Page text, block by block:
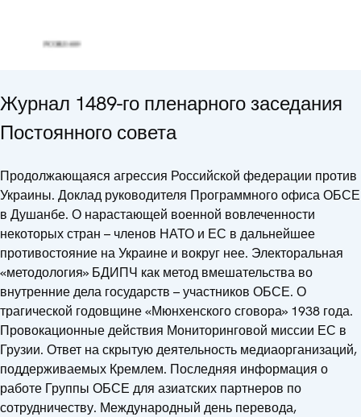
Журнал 1489-го пленарного заседания
Постоянного совета
Продолжающаяся агрессия Российской федерации против
Украины. Доклад руководителя Программного офиса ОБСЕ
в Душанбе. О нарастающей военной вовлеченности
некоторых стран – членов НАТО и ЕС в дальнейшее
противостояние на Украине и вокруг нее. Электоральная
«методология» БДИПЧ как метод вмешательства во
внутренние дела государств – участников ОБСЕ. О
трагической годовщине «Мюнхенского сговора» 1938 года.
Провокационные действия Мониторинговой миссии ЕС в
Грузии. Ответ на скрытую деятельность медиаорганизаций,
поддерживаемых Кремлем. Последняя информация о
работе Группы ОБСЕ для азиатских партнеров по
сотрудничеству. Международный день перевода,